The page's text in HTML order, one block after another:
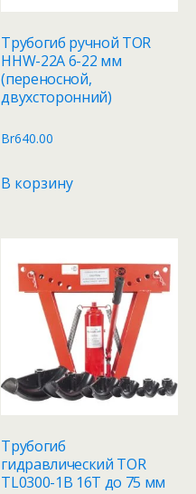
Трубогиб ручной TOR
HHW-22A 6-22 мм
(переносной,
двухсторонний)
Br640.00
В корзину
Трубогиб
гидравлический TOR
TL0300-1B 16T до 75 мм